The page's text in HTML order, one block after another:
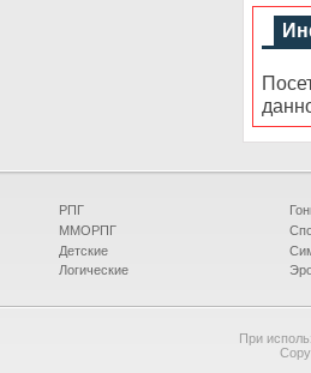
РПГ
ММОРПГ
Детские
Логические
При